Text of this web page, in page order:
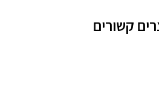
קשורים